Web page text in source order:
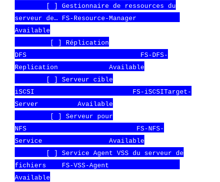
[ ] Gestionnaire de ressources du
serveur de… FS-Resource-Manager
Available
[ ] Réplication
DFS FS-DFS-
Replication Available
[ ] Serveur cible
iSCSI FS-iSCSITarget-
Server Available
[ ] Serveur pour
NFS FS-NFS-
Service Available
[ ] Service Agent VSS du serveur de
fichiers FS-VSS-Agent
Available